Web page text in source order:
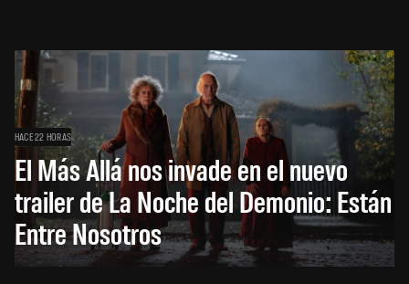
HACE 22 HORAS
El Más Allá nos invade en el nuevo
trailer de La Noche del Demonio: Están
Entre Nosotros